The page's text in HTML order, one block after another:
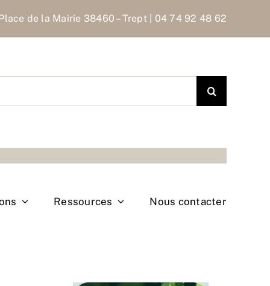
de la Mairie 38460 – Trept | 04 74 92 48 62
Ressources Nous contacter